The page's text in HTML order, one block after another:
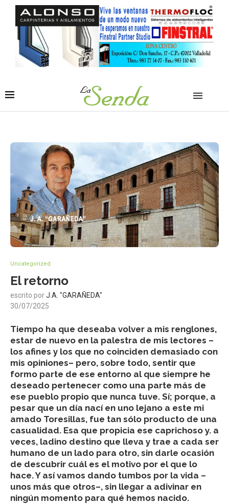
Uncategorized
El retorno
escrito porJ.A. "GARAÑEDA"
30/07/2025
Tiempo ha que deseaba volver a mis renglones,
estar de nuevo en la palestra de mis lectores –
los afines y los que no coinciden demasiado con
mis opiniones– pero, sobre todo, sentir que
formo parte de ese entorno al que siempre he
deseado pertenecer como una parte más de
ese pueblo propio que nunca tuve. Sí; porque, a
pesar que un día nací en uno lejano a este mi
amado Toresillas, fue tan sólo producto de una
casualidad. Esa que propicia ese caprichoso y. a
veces, ladino destino que lleva y trae a cada ser
humano de un lado para otro, sin darle ocasión
de descubrir cuál es el motivo por el que lo
hace. Y así vamos dando tumbos por la vida –
unos más que otros–, sin llegar a adivinar en
ningún momento para qué hemos nacido.